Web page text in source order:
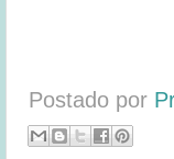
Postado por